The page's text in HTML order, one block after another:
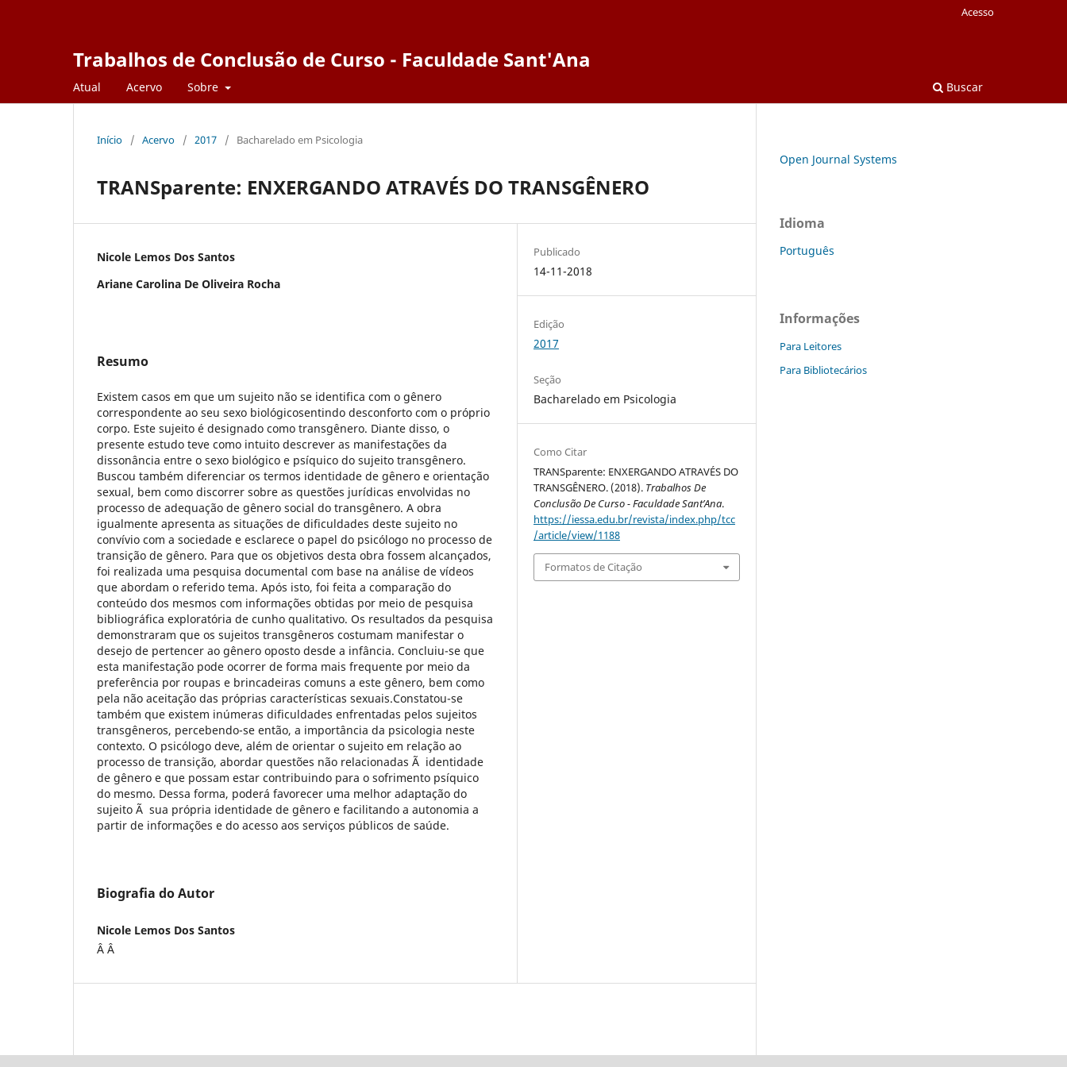
Trabalhos de Conclusão de Curso - Faculdade Sant'Ana
Atual Acervo Sobre Buscar
Acesso
Início / Acervo / 2017 / Bacharelado em Psicologia
TRANSparente: ENXERGANDO ATRAVÉS DO TRANSGÊNERO
Nicole Lemos Dos Santos
Ariane Carolina De Oliveira Rocha
Resumo
Existem casos em que um sujeito não se identifica com o gênero
correspondente ao seu sexo biológicosentindo desconforto com o próprio
corpo. Este sujeito é designado como transgênero. Diante disso, o
presente estudo teve como intuito descrever as manifestações da
dissonância entre o sexo biológico e psíquico do sujeito transgênero.
Buscou também diferenciar os termos identidade de gênero e orientação
sexual, bem como discorrer sobre as questões jurídicas envolvidas no
processo de adequação de gênero social do transgênero. A obra
igualmente apresenta as situações de dificuldades deste sujeito no
convívio com a sociedade e esclarece o papel do psicólogo no processo de
transição de gênero. Para que os objetivos desta obra fossem alcançados,
foi realizada uma pesquisa documental com base na análise de vídeos
que abordam o referido tema. Após isto, foi feita a comparação do
conteúdo dos mesmos com informações obtidas por meio de pesquisa
bibliográfica exploratória de cunho qualitativo. Os resultados da pesquisa
demonstraram que os sujeitos transgêneros costumam manifestar o
desejo de pertencer ao gênero oposto desde a infância. Concluiu-se que
esta manifestação pode ocorrer de forma mais frequente por meio da
preferência por roupas e brincadeiras comuns a este gênero, bem como
pela não aceitação das próprias características sexuais.Constatou-se
também que existem inúmeras dificuldades enfrentadas pelos sujeitos
transgêneros, percebendo-se então, a importância da psicologia neste
contexto. O psicólogo deve, além de orientar o sujeito em relação ao
processo de transição, abordar questões não relacionadas Ã identidade
de gênero e que possam estar contribuindo para o sofrimento psíquico
do mesmo. Dessa forma, poderá favorecer uma melhor adaptação do
sujeito Ã sua própria identidade de gênero e facilitando a autonomia a
partir de informações e do acesso aos serviços públicos de saúde.
Biografia do Autor
Nicole Lemos Dos Santos
Â Â
Publicado
14-11-2018
Edição
2017
Seção
Bacharelado em Psicologia
Como Citar
TRANSparente: ENXERGANDO ATRAVÉS DO
TRANSGÊNERO. (2018). Trabalhos De
Conclusão De Curso - Faculdade Sant’Ana.
https://iessa.edu.br/revista/index.php/tcc
/article/view/1188
Formatos de Citação
Open Journal Systems
Idioma
Português
Informações
Para Leitores
Para Bibliotecários